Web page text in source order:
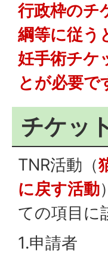
行政枠のチ
綱等に従う
妊手術チケ
とが必要で
チケッ
TNR活動（
に戻す活動
ての項目に
1.申請者